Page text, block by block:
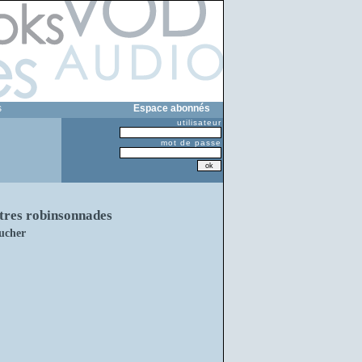
Espace abonnés
utilisateur
mot de passe
robinsonnades